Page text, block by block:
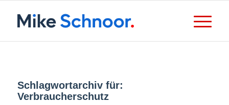
Schlagwortarchiv für:
Verbraucherschutz